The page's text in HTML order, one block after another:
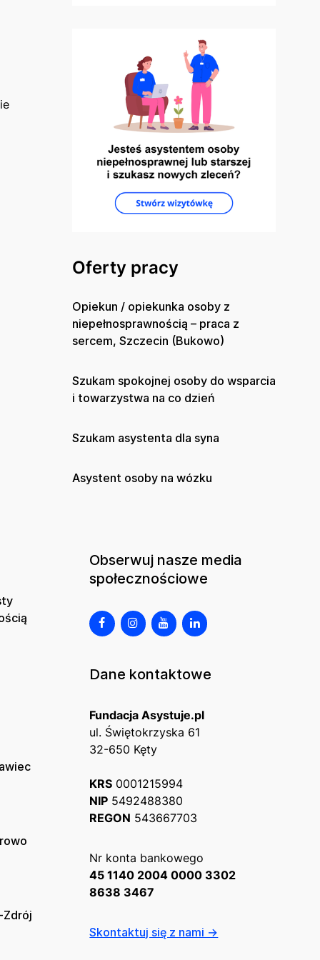
Oferty pracy
Opiekun / opiekunka osoby z
niepełnosprawnością – praca z
sercem, Szczecin (Bukowo)
Szukam spokojnej osoby do wsparcia
i towarzystwa na co dzień
Szukam asystenta dla syna
Asystent osoby na wózku
Zdrój
Obserwuj nasze media
społecznościowe
Dane kontaktowe
Fundacja Asystuje.pl
ul. Świętokrzyska 61
32-650 Kęty
KRS 0001215994
NIP 5492488380
REGON 543667703
Nr konta bankowego
45 1140 2004 0000 3302
8638 3467
Skontaktuj się z nami →